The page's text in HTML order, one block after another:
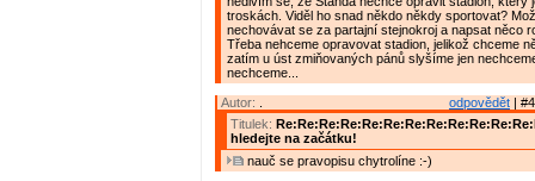
troskách. Viděl ho snad někdo někdy sportovat?
nechovávat se za partajní stejnokroj a napsat něco
Třeba nehceme opravovat stadion, jelikož chceme
zatím u úst zmiňovaných pánů slyšíme jen
nechceme...
odpovědět |
Autor:
Titulek:
hledejte na začátku!
nauč se pravopisu chytrolíne :-)